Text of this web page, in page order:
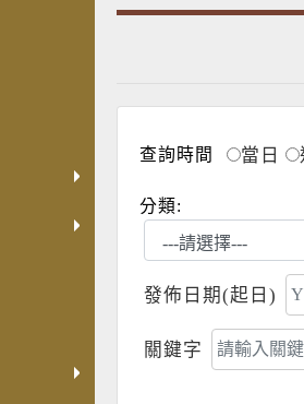
查詢時間 當日
分類:
發佈日期(起日)
關鍵字